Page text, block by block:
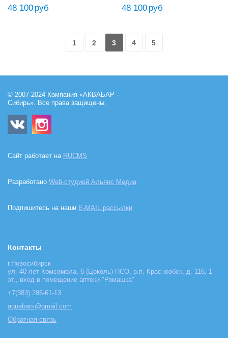
48 100 руб 48 100 руб
1 2 3 4 5
© 2007-2024 Компания «АКВАБАР -
Сибирь». Все права защищены.
Сайт работает на RUCMS
Разработано Web-студией Альянс Медиа
Подпишитесь на наши E-MAIL рассылки
Контакты
г.Новосибирск
ул. 40 лет Комсомола, 6 (Цоколь) НСО, р.п. Краснообск, д. 116, 1
эт., вход в помещение аптеки "Ромашка"
+7(383) 286-61-13
aquabars@gmail.com
Обратная связь